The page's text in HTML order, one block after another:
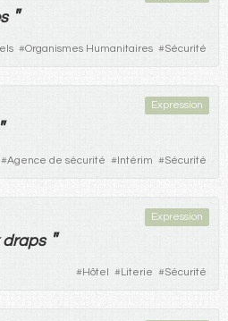
"
#Organismes Humanitaires #Sécurité
Expression
"
#Agence de sécurité #Intérim #Sécurité
Expression
draps "
#Hôtel #Literie #Sécurité